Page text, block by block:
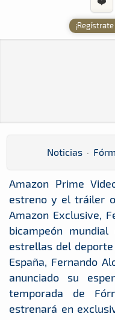
¡Regístrate
Noticias ·
Amazon Prime
estreno y el tráiler
Amazon Exclusive,
bicampeón
estrellas del
España, Fernando
anunciado su
temporada de
estrenará en